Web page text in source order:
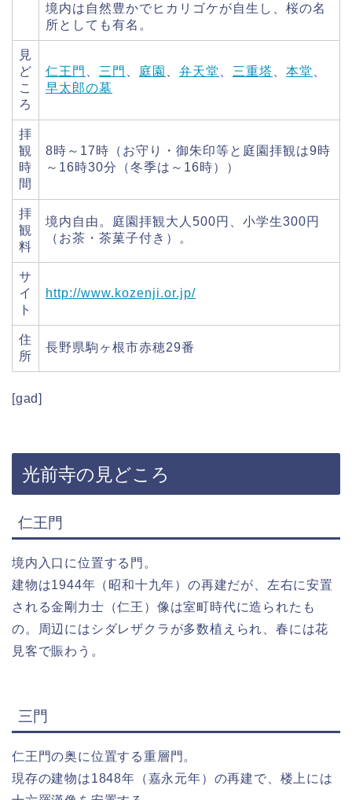
境内は自然豊かでヒカリゴケが自生し、桜の名
所としても有名。
見
ど
こ
ろ
仁王門 三門 庭園 弁天堂 三重塔 本堂
早太郎の墓
拝
観
時
間
8時～17時（お守り・御朱印等と庭園拝観は9時
～16時30分（冬季は～16時））
拝
観
料
境内自由。庭園拝観大人500円、小学生300円
（お茶・茶菓子付き）。
サ
イ
ト
http://www.kozenji.or.jp/
住
所
長野県駒ヶ根市赤穂29番
[gad]
光前寺の見どころ
仁王門
境内入口に位置する門。
建物は1944年（昭和十九年）の再建だが、左右に安置
される金剛力士（仁王）像は室町時代に造られたも
の。周辺にはシダレザクラが多数植えられ、春には花
見客で賑わう。
三門
仁王門の奥に位置する重層門。
現存の建物は1848年（嘉永元年）の再建で、楼上には